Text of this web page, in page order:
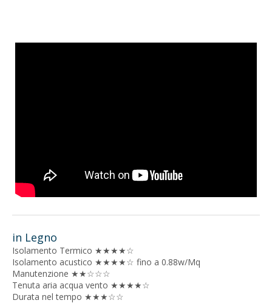
in Legno
Isolamento Termico ★★★★☆
Isolamento acustico ★★★★☆ fino a 0.88w/Mq
Manutenzione ★★☆☆☆
Tenuta aria acqua vento ★★★★☆
Durata nel tempo ★★★☆☆